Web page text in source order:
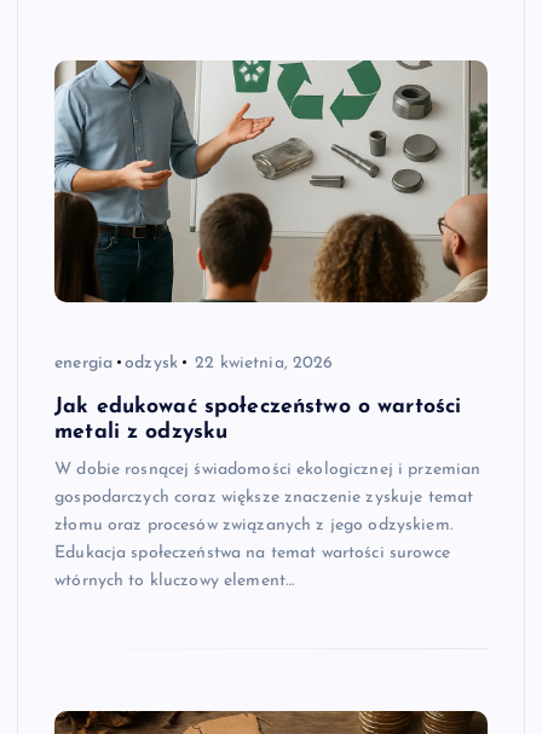
energia odzysk 22 kwietnia, 2026
Jak edukować społeczeństwo o wartości
metali z odzysku
W dobie rosnącej świadomości ekologicznej i przemian
gospodarczych coraz większe znaczenie zyskuje temat
złomu oraz procesów związanych z jego odzyskiem.
Edukacja społeczeństwa na temat wartości surowce
wtórnych to kluczowy element…